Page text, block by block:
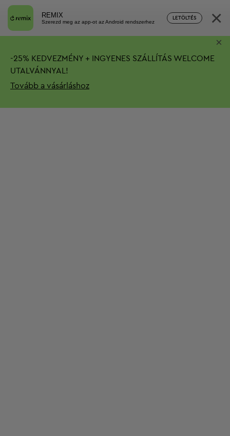
REMIX
Szerezd meg az app-ot az Android rendszerhez
LETÖLTÉS ×
-25% KEDVEZMÉNY + INGYENES SZÁLLÍTÁS WELCOME
UTALVÁNNYAL!
Tovább a vásárláshoz
×